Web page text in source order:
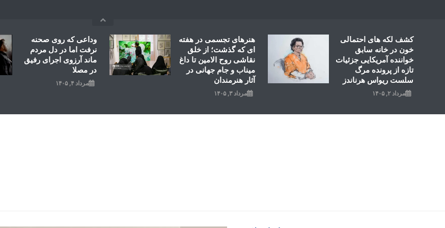
وداعی که روی صحنه
نرفت اما در دل مردم
ماند آرزوی اجرای رفیق
در مصلا
مرداد ۴, ۱۴۰۵
هنرهای تجسمی در هفته
ای که گذشت؛ از خلق
نقاشی روح الامین تا داغ
میناب و جام جهانی در
آثار هنرمندان
مرداد ۳, ۱۴۰۵
کشف لکه های احتمالی
خون در خانه سابق
خواننده آمریکایی جزئیات
تازه از پرونده مرگ
سلست ریواس هرناندز
مرداد ۲, ۱۴۰۵